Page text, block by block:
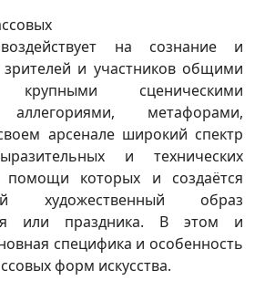
на сознание и
и участников общими
крупными сценическими
метафорами,
арсенале широкий спектр
и технических
помощи которых и создаётся
художественный образ
или праздника. В этом и
специфика и особенность
форм искусства.